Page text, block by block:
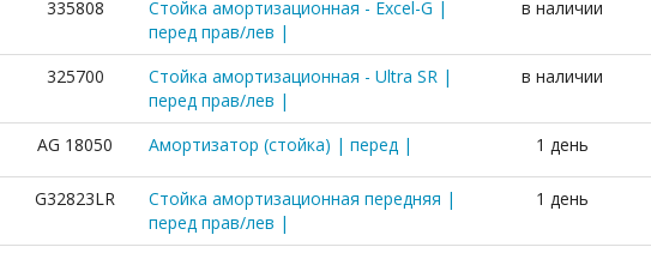
335808
Стойка амортизационная - Excel-G |
перед прав/лев |
в наличии
325700
Стойка амортизационная - Ultra SR |
перед прав/лев |
в наличии
AG 18050 Амортизатор (стойка) | перед | 1 день
G32823LR
Стойка амортизационная передняя |
перед прав/лев |
1 день